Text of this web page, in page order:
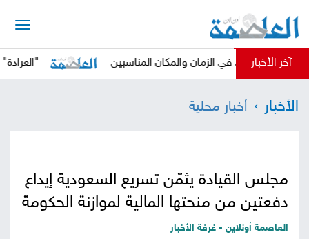
الرئيسية
وتحليلات
حقوق
آخر الأخبار
في الزمان والمكان المناسبين "العرادة" يدعو
الأخبار أخبار محلية
مجلس القيادة يثمّن تسريع السعودية إيداع
دفعتين من منحتها المالية لموازنة الحكومة
العاصمة أونلاين - غرفة الأخبار